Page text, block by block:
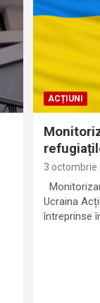
ACȚIUNI
3 octombrie
Ucraina
întreprinse